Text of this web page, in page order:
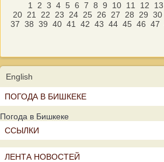
1 2 3 4 5 6 7 8 9 10 11 12 13
20 21 22 23 24 25 26 27 28 29 30
37 38 39 40 41 42 43 44 45 46 47
English
ПОГОДА В БИШКЕКЕ
Погода в Бишкеке
ССЫЛКИ
ЛЕНТА НОВОСТЕЙ